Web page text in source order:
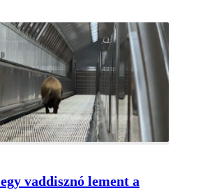
vaddisznó lement a